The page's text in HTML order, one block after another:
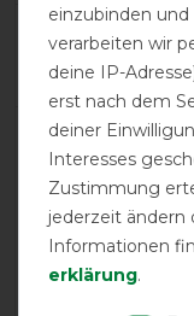
Positive
einzubinden und
verarbeiten wir
deine IP-
erst nach dem
deiner
Interesses
Zustimmung
jederzeit ändern
Informationen
erklärung.